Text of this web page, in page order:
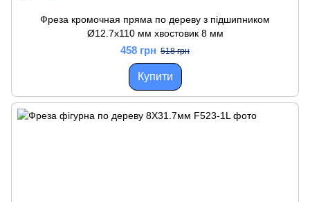
Фреза кромочная пряма по дереву з підшипником
Ø12.7х110 мм хвостовик 8 мм
458 грн 518 грн
Купити